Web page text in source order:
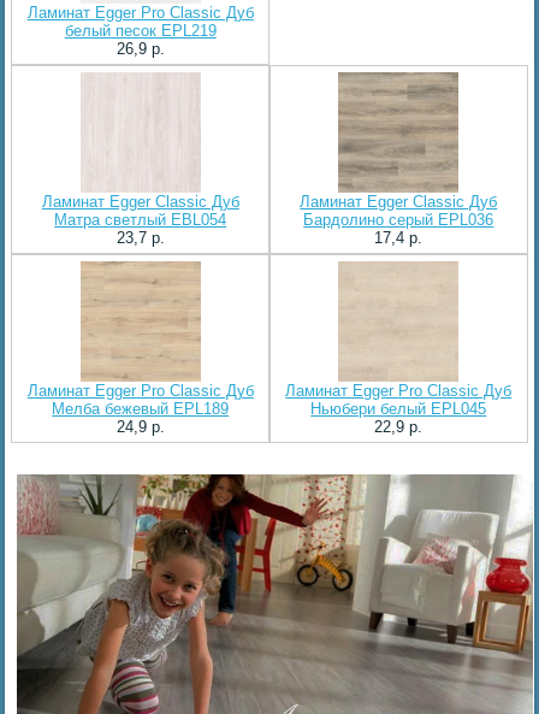
Ламинат Egger Pro Classic Дуб
белый песок EPL219
26,9 p.
Ламинат Egger Classic Дуб
Матра светлый EBL054
23,7 p.
Ламинат Egger Classic Дуб
Бардолино серый EPL036
17,4 p.
Ламинат Egger Pro Classic Дуб
Мелба бежевый EPL189
24,9 p.
Ламинат Egger Pro Classic Дуб
Ньюбери белый EPL045
22,9 p.